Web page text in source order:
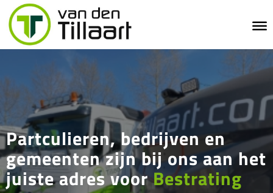
Partculieren, bedrijven en
gemeenten zijn bij ons aan het
juiste adres voorBestrating